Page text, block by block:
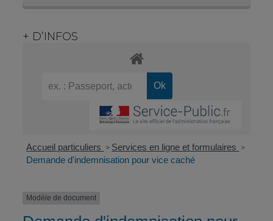
+ D’INFOS
Accueil particuliers > Services en ligne et formulaires >
Demande d'indemnisation pour vice caché
Modèle de document